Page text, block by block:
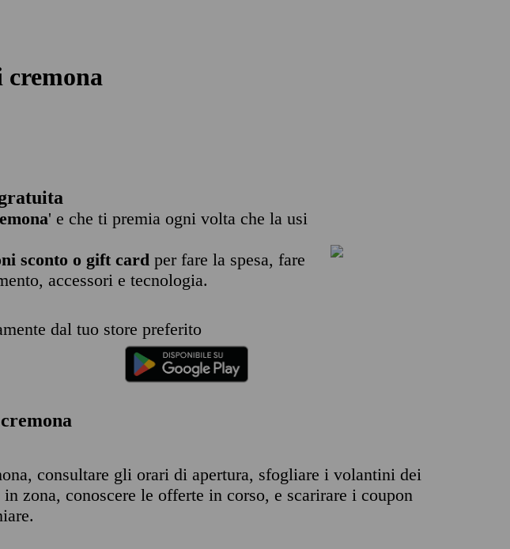
cremona
' e che ti premia ogni volta che la usi
sconto o gift card per fare la spesa, fare
accessori e tecnologia.
dal tuo store preferito
consultare gli orari di apertura, sfogliare i volantini dei
zona, conoscere le offerte in corso, e scarirare i coupon